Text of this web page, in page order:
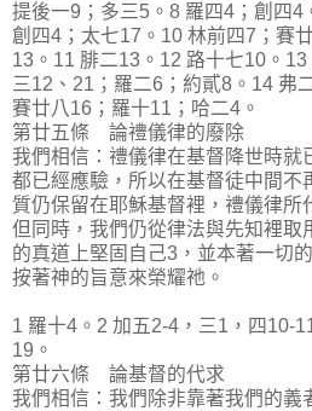
提後一9；多三5。8 羅四4；創四4
創四4；太七17。10 林前四7；賽
13。11 腓二13。12 路十七10。
三12、21；羅二6；約貳8。14 弗
賽廿八16；羅十11；哈二4。
第廿五條 論禮儀律的廢除
我們相信：禮儀律在基督降世時就
都已經應驗，所以在基督徒中間不
質仍保留在耶穌基督裡，禮儀律所
但同時，我們仍從律法與先知裡取
的真道上堅固自己3，並本著一切
按著神的旨意來榮耀祂。
1 羅十4。2 加五2-4，三1，四10-
19。
第廿六條 論基督的代求
我們相信：我們除非靠著我們的義